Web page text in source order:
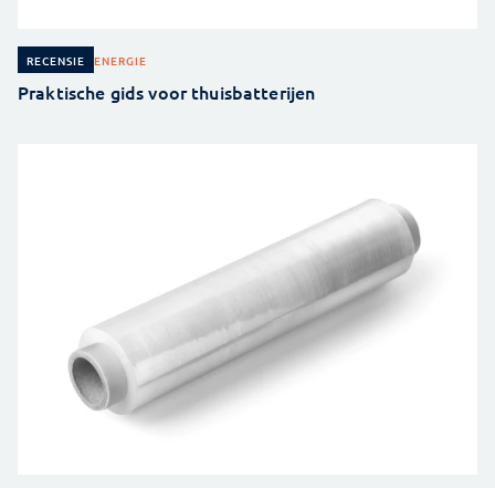
RECENSIE ENERGIE
Praktische gids voor thuisbatterijen